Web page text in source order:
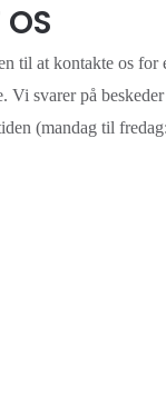
til at kontakte os for
Vi svarer på
(mandag til